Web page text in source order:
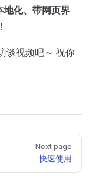
地化、带网页界
！
谈视频吧～ 祝你
Next page
快速使用